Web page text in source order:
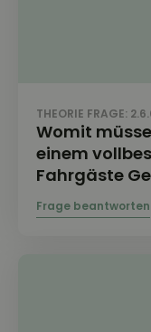
THEORIE FRAGE:
Womit
einem
Fahrgäste